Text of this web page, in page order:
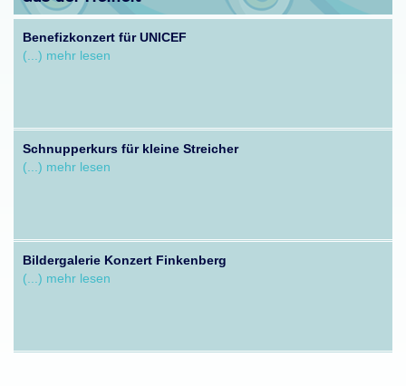
Benefizkonzert für UNICEF
(...) mehr lesen
Schnupperkurs für kleine Streicher
(...) mehr lesen
Bildergalerie Konzert Finkenberg
(...) mehr lesen